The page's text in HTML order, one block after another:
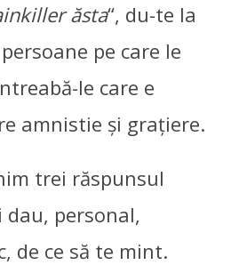
ăsta“, du-te la
pe care le
le care e
amnistie și grațiere.
trei răspunsul
dau, personal,
de ce să te mint.